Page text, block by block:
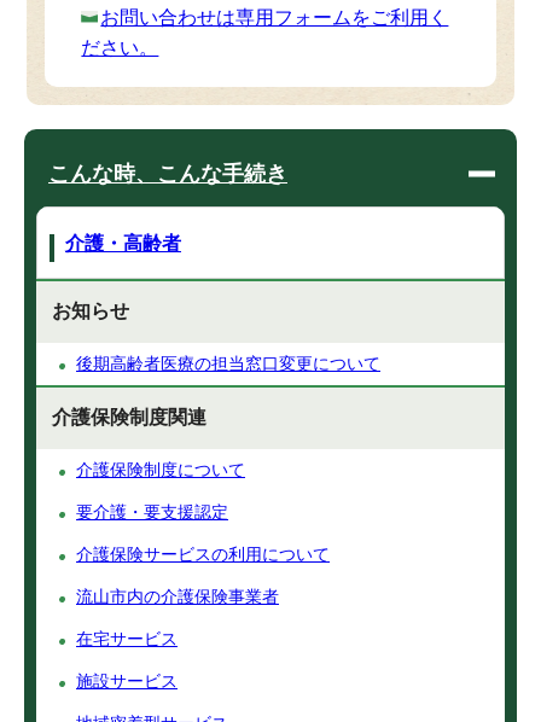
お問い合わせは専用フォームをご利用く
ださい。
こんな時、こんな手続き
介護・高齢者
お知らせ
後期高齢者医療の担当窓口変更について
介護保険制度関連
介護保険制度について
要介護・要支援認定
介護保険サービスの利用について
流山市内の介護保険事業者
在宅サービス
施設サービス